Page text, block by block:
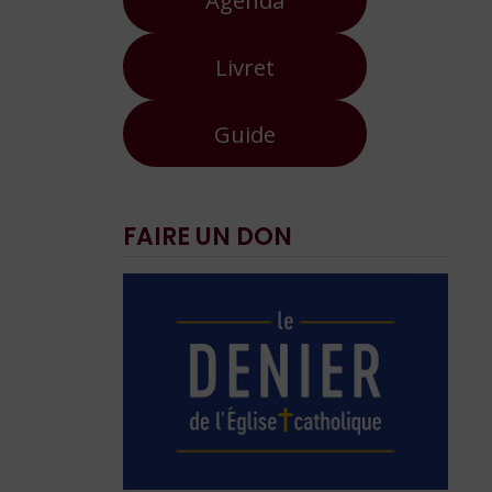
Livret
Guide
FAIRE UN DON